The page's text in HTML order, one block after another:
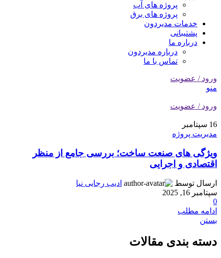
پروژه های آب
پروژه های برق
خدمات مدیردون
پشتیبانی
درباره ما
درباره مدیردون
تماس با ما
ورود / عضویت
منو
ورود / عضویت
16 سپتامبر
مدیریت پروژه
ویژگی های صنعت ساخت؛ بررسی جامع از منظر
اقتصادی و اجرایی
ارسال توسط
ادیب رجایی نیا
سپتامبر 16, 2025
0
ادامه مطلب
بستن
دسته بندی مقالات